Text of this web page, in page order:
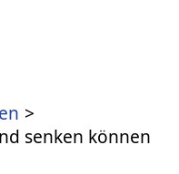
senken können